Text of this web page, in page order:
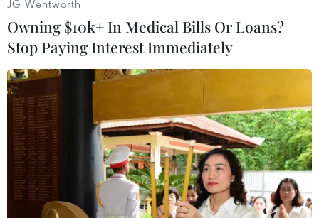
#Quân sự #Ri Son-Gwon
#Sỹ quan quân đội
#Ủy ban Tái Thống nhất Hòa bình Triều Tiên
#CPRK
#Tình hình Triều Tiên
Triều Tiên
JG Wentworth
Owning $10k+ In Medical Bills Or Loans?
Stop Paying Interest Immediately